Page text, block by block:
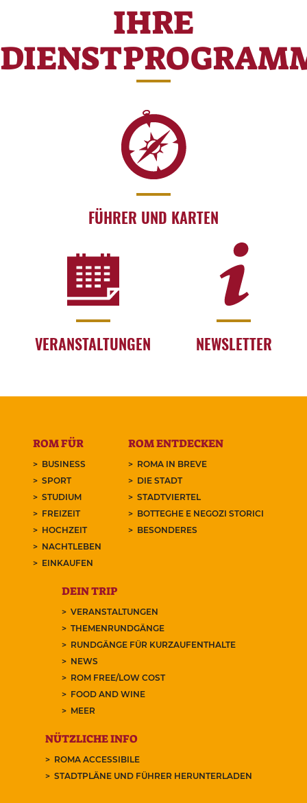
IHRE
FÜHRER UND KARTEN
VERANSTALTUNGEN NEWSLETTER
ROM FÜR
BUSINESS
SPORT
STUDIUM
FREIZEIT
HOCHZEIT
NACHTLEBEN
EINKAUFEN
ROM ENTDECKEN
ROMA IN BREVE
DIE STADT
STADTVIERTEL
BOTTEGHE E NEGOZI STORICI
BESONDERES
DEIN TRIP
VERANSTALTUNGEN
THEMENRUNDGÄNGE
RUNDGÄNGE FÜR KURZAUFENTHALTE
NEWS
ROM FREE/LOW COST
FOOD AND WINE
MEER
NÜTZLICHE INFO
ROMA ACCESSIBILE
STADTPLÄNE UND FÜHRER HERUNTERLADEN